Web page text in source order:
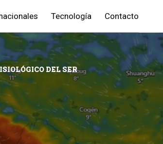
Tecnología Contacto
DEL SER